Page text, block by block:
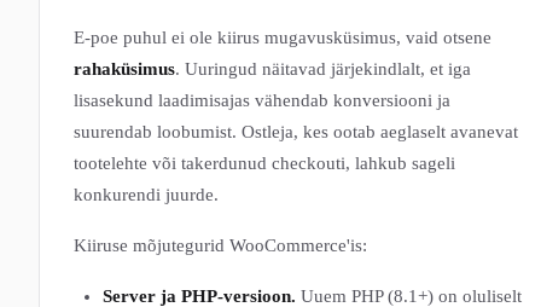
E-poe puhul ei ole kiirus mugavusküsimus, vaid otsene
rahaküsimus. Uuringud näitavad järjekindlalt, et iga
lisasekund laadimisajas vähendab konversiooni ja
suurendab loobumist. Ostleja, kes ootab aeglaselt avanevat
tootelehte või takerdunud checkouti, lahkub sageli
konkurendi juurde.
Kiiruse mõjutegurid WooCommerce'is:
Server ja PHP-versioon. Uuem PHP (8.1+) on oluliselt